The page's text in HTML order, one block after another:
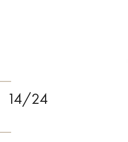
14/24